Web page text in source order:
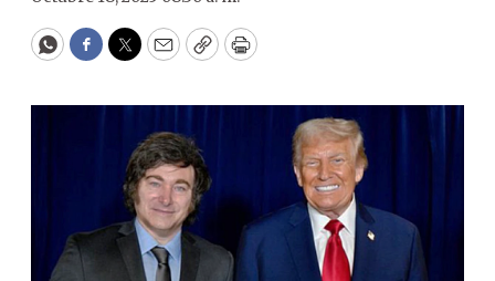
WhatsApp
Facebook
Twitter
EmailCopyPrint